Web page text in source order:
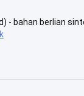
- bahan berlian